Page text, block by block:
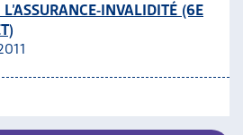
INVALIDITÉ (6E